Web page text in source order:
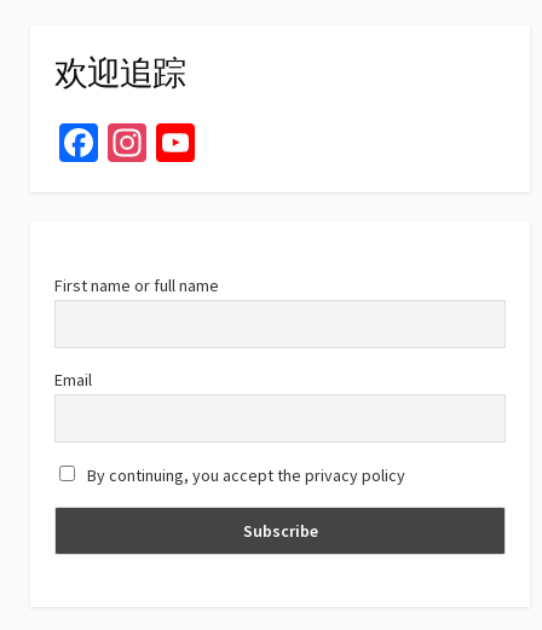
欢迎追踪
Fa
o
k
In
m b
e
a
n
el
First name or full name
Email
By continuing, you accept the privacy policy